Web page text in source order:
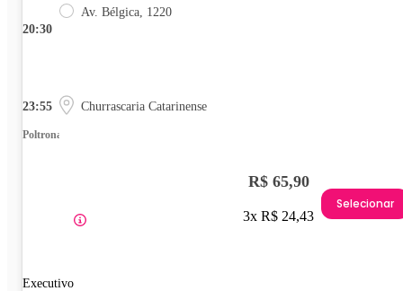
20:30
Av. Bélgica, 1220
23:55 Churrascaria Catarinense
Poltrona
Executivo
R$ 65,90
3x R$ 24,43
Selecionar